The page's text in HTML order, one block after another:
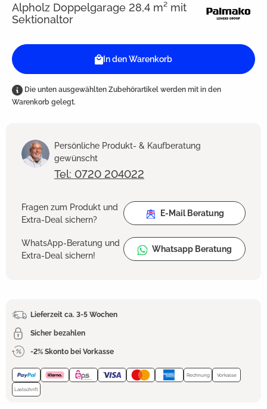
Alpholz Doppelgarage 28,4 m² mit
Sektionaltor
In den Warenkorb
Die unten ausgewählten Zubehörartikel werden mit in den
Warenkorb gelegt.
Persönliche Produkt- & Kaufberatung
gewünscht
Tel: 0720 204022
Fragen zum Produkt und
Extra-Deal sichern?
E-Mail Beratung
WhatsApp-Beratung und
Extra-Deal sichern!
Whatsapp Beratung
Lieferzeit ca. 3-5 Wochen
Sicher bezahlen
-2% Skonto bei Vorkasse
Rechnung Vorkasse
Lastschrift